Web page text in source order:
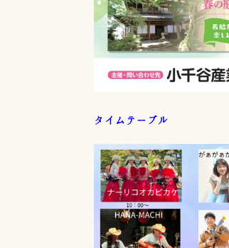
タイムテーブル